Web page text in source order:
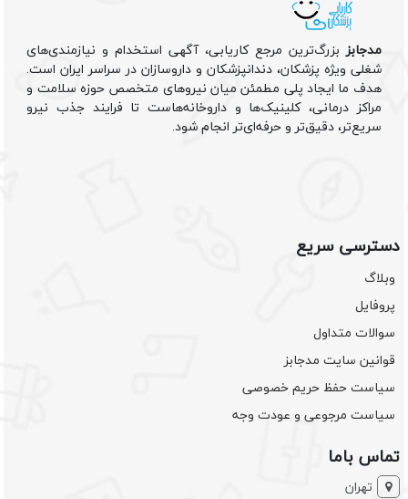
مدجابزبزرگ‌ترین مرجع کاریابی، آگهی استخدام و نیازمندی‌های
شغلی ویژه پزشکان، دندانپزشکان و داروسازان در سراسر ایران است.
هدف ما ایجاد پلی مطمئن میان نیروهای متخصص حوزه سلامت و
مراکز درمانی، کلینیک‌ها و داروخانه‌هاست تا فرایند جذب نیرو
سریع‌تر، دقیق‌تر و حرفه‌ای‌تر انجام شود.
دسترسی سریع
وبلاگ
پروفایل
سوالات متداول
قوانین سایت مدجابز
سیاست حفظ حریم خصوصی
سیاست مرجوعی و عودت وجه
تماس باما
تهران